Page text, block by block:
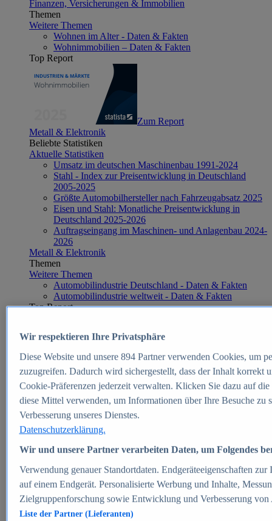
Finanzen, Versicherungen & Immobilien
Themen
Weitere Themen
Wohnen im Alter - Daten & Fakten
Wohnimmobilien – Daten & Fakten
Top Report
Zum Report
Metall & Elektronik
Beliebte Statistiken
Aktuelle Statistiken
Umsatz im deutschen Maschinenbau 1991-2024
Stahl - Index zur Preisentwicklung in Deutschland
2005-2025
Größte Automobilhersteller nach Fahrzeugabsatz 2025
Eisen und Stahl: Monatliche Preisentwicklung in
Deutschland 2025-2026
Auftragseingang im Maschinen- und Anlagenbau 2024-
2026
Metall & Elektronik
Themen
Weitere Themen
Automobilindustrie Deutschland - Daten & Fakten
Automobilindustrie weltweit - Daten & Fakten
Top Report
Zum Report
E-commerce
Beliebte Statistiken
Aktuelle Statistiken
E-Commerce - Entwicklung des Umsatzes in
Deutschland 1999-2025
Umsatz von Amazon in Deutschland und weltweit
2010-2025
B2C-E-Commerce: Top-50 Online Shops in
Deutschland 2024
Marktanteile von Online-Zahlungsverfahren in
Deutschland 2024
Umsatzstarke Warengruppen im Online-Handel in
Deutschland 2023-2025
Wir respektieren Ihre Privatsphäre
Diese Website und unsere 894Partner verwenden Cookies, um
zuzugreifen. Dadurch wird sichergestellt, dass der Inhalt korrekt
Cookie-Präferenzen jederzeit verwalten. Klicken Sie dazu auf
diese Mittel verwenden, um Informationen über Ihre Besuche
Verbesserung unseres Dienstes.
Datenschutzerklärung.
Wir und unsere Partner verarbeiten Daten, um Folgendes
Verwendung genauer Standortdaten. Endgeräteeigenschaften
auf einem Endgerät. Personalisierte Werbung und Inhalte,
Zielgruppenforschung sowie Entwicklung und Verbesserung von
Liste der Partner (Lieferanten)